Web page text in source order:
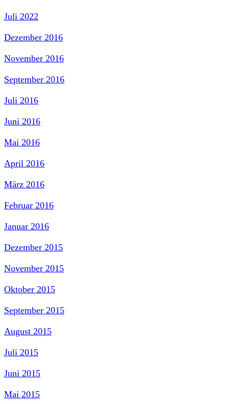
Juli 2022
Dezember 2016
November 2016
September 2016
Juli 2016
Juni 2016
Mai 2016
April 2016
März 2016
Februar 2016
Januar 2016
Dezember 2015
November 2015
Oktober 2015
September 2015
August 2015
Juli 2015
Juni 2015
Mai 2015